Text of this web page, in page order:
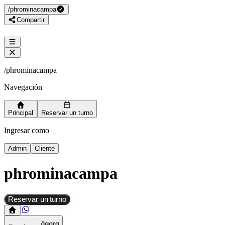
/phrominacampa
Compartir
/phrominacampa
Navegación
Principal Reservar un turno
Ingresar como
Admin Cliente
phrominacampa
Reservar un turno